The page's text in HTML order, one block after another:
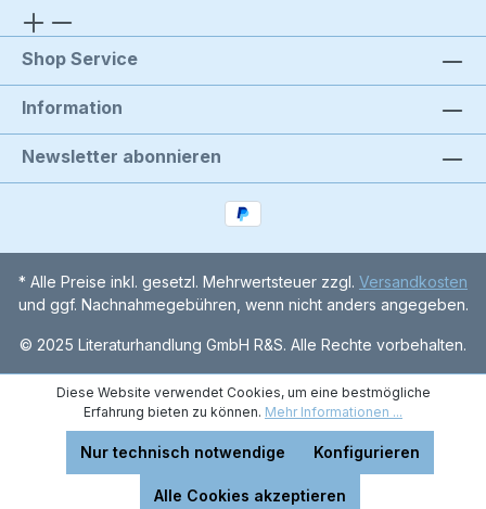
Shop Service
Information
Newsletter abonnieren
* Alle Preise inkl. gesetzl. Mehrwertsteuer zzgl. Versandkosten
und ggf. Nachnahmegebühren, wenn nicht anders angegeben.
© 2025 Literaturhandlung GmbH R&S. Alle Rechte vorbehalten.
Diese Website verwendet Cookies, um eine bestmögliche
Erfahrung bieten zu können. Mehr Informationen ...
Nur technisch notwendige Konfigurieren
Alle Cookies akzeptieren